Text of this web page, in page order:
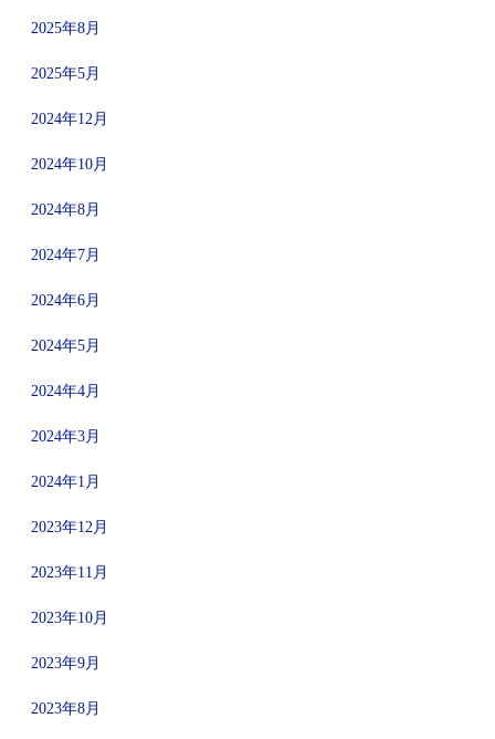
2025年8月
2025年5月
2024年12月
2024年10月
2024年8月
2024年7月
2024年6月
2024年5月
2024年4月
2024年3月
2024年1月
2023年12月
2023年11月
2023年10月
2023年9月
2023年8月